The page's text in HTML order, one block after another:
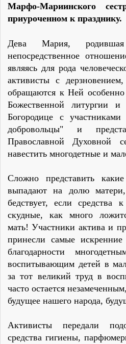
Марфо-Мариинского
приуроченном к празднику.
Дева Мария,
непосредственное
являясь для рода
активисты с
обращаются к Ней
Божественной литургии
Богородице с
добровольцы" и
Православной Духовной
навестить многодетные и
Сложно представить
выпадают на долю
бедствует, если средства
скудные, как много
мать! Участники актива и
принесли самые
благодарности
воспитывающим детей в
за тот великий труд в
часто остается
будущее нашего народа,
Активисты передали
средства гигиены,